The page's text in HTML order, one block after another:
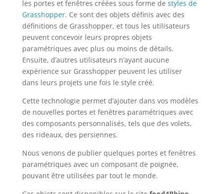
les portes et fenêtres créées sous forme de styles de
Grasshopper. Ce sont des objets définis avec des
définitions de Grasshopper, et tous les utilisateurs
peuvent concevoir leurs propres objets
paramétriques avec plus ou moins de détails.
Ensuite, d’autres utilisateurs n’ayant aucune
expérience sur Grasshopper peuvent les utiliser
dans leurs projets une fois le style créé.
Cette technologie permet d’ajouter dans vos modèles
de nouvelles portes et fenêtres paramétriques avec
des composants personnalisés, tels que des volets,
des rideaux, des persiennes.
Nous venons de publier quelques portes et fenêtres
paramétriques avec un composant de poignée,
pouvant être utilisées par tout le monde.